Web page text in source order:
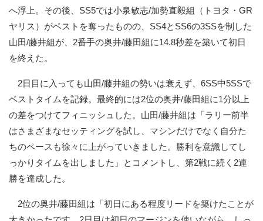
へ浮上。その後、SS5では小泉敏志/加勢直毅組（トヨタ・GR
ヤリス）がベストを奪ったものの、SS4とSS6の3SSを制した
山田/藤井組が、2番手の奥井/藤田組に14.8秒差を築いて初日
を終えた。
2日目に入っても山田/藤井組の勢いは衰えず、6SS中5SSで
ベストタイムを記録。最終的には2位の奥井/藤田組に1分以上
の差をつけてフィニッシュした。山田/藤井組は「ラリー前半
はさまざまなセッティングを試し、マシンだけでなく自分た
ちのペースも徐々に上がっていきました。勝利を意識してし
っかりタイムを出しました」とコメントし、第2戦に続く2連
勝を達成した。
2位の奥井/藤田組は「初日にある程度リードを築けたことが